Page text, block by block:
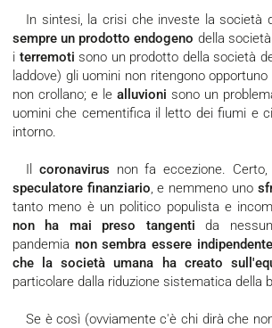
In sintesi, la crisi che investe la società
sempre un prodotto endogeno della
i terremoti sono un prodotto della società
laddove) gli uomini non ritengono
non crollano; e le alluvioni sono un
uomini che cementifica il letto dei fiumi e
intorno.
coronavirus non fa eccezione.
speculatore finanziario, e nemmeno uno
tanto meno è un politico populista e
non ha mai preso tangenti da
pandemia non sembra essere
che la società umana ha creato
particolare dalla riduzione sistematica della
Se è così (ovviamente c'è chi dirà che non è scientificamente